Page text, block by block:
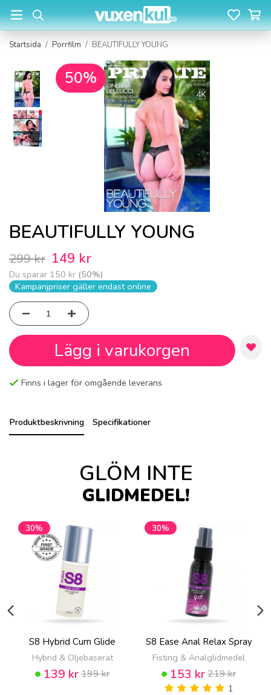
Startsida / Porrfilm / BEAUTIFULLY YOUNG
50%
BEAUTIFULLY YOUNG
299 kr 149 kr
Du sparar 150 kr (50%)
Kampanjpriser gäller endast online
Lägg i varukorgen
Finns i lager för omgående leverans
Produktbeskrivning Specifikationer
GLÖM INTE
GLIDMEDEL!
30%
S8 Hybrid Cum Glide
Hybrid & Oljebaserat
139 kr199 kr
30%
S8 Ease Anal Relax Spray
Fisting & Analglidmedel
153 kr219 kr
1